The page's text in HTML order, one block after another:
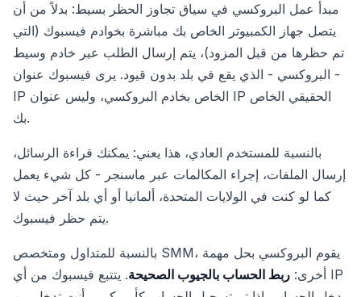
مبدأ عمل البروكسي في سياق تجاوز الحظر بسيط: بدلاً من أن
يتصل جهاز الكمبيوتر الخاص بك مباشرة بخوادم فيسبوك (التي
تم حظرها من قبل المزود)، يتم إرسال الطلب عبر خادم وسيط
- البروكسي - الذي يقع في بلد بدون قيود. يرى فيسبوك عنوان
IP الخاص بخادم البروكسي، وليس عنوان IP الحقيقي الخاص
بك.
بالنسبة للمستخدم العادي، هذا يعني: يمكنك قراءة الرسائل،
إرسال الملفات، إجراء المكالمات عبر ماسنجر - كل شيء يعمل
كما لو كنت في الولايات المتحدة، ألمانيا أو أي بلد آخر حيث لا
يتم حظر فيسبوك.
بالنسبة للمتداول ومتخصص SMM، يقوم البروكسي بحل مهمة
أخرى: ربط الحساب بالجيوب الصحيحة. يتتبع فيسبوك من أي IP